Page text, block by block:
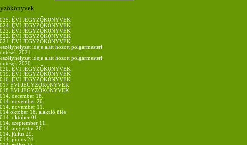
ÉVI JEGYZŐKÖNYVEK
ÉVI JEGYZŐKÖNYVEK
ÉVI JEGYZŐKÖNYVEK
ÉVI JEGYZŐKÖNYVEK
ÉVI JEGYZŐKÖNYVEK
ideje alatt hozott polgármesteri
2021
ideje alatt hozott polgármesteri
2020
ÉVI JEGYZŐKÖNYVEK
ÉVI JEGYZŐKÖNYVEK
ÉVI JEGYZŐKÖNYVEK
ÉVI JEGYZŐKÖNYVEK
ÉVI JEGYZŐKÖNYVEK
december 18.
november 20.
november 11.
október 18. alakuló ülés
október 01.
szeptember 11.
augusztus 26.
július 29.
június 24.